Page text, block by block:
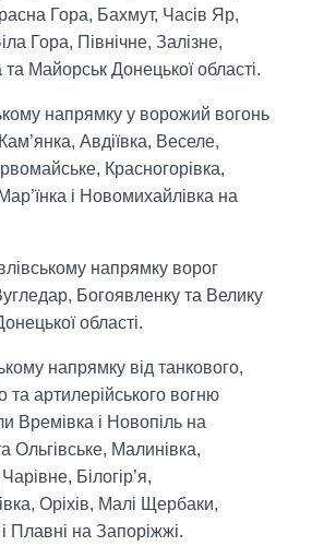
Гора, Бахмут, Часів Яр,
Гора, Північне, Залізне,
Майорськ Донецької області.
напрямку у ворожий вогонь
Авдіївка, Веселе,
Красногорівка,
Мар’їнка і Новомихайлівка на
напрямку ворог
Богоявленку та Велику
області.
напрямку від танкового,
та артилерійського вогню
Времівка і Новопіль на
Ольгівське, Малинівка,
Білогір’я,
Оріхів, Малі Щербаки,
Плавні на Запоріжжі.